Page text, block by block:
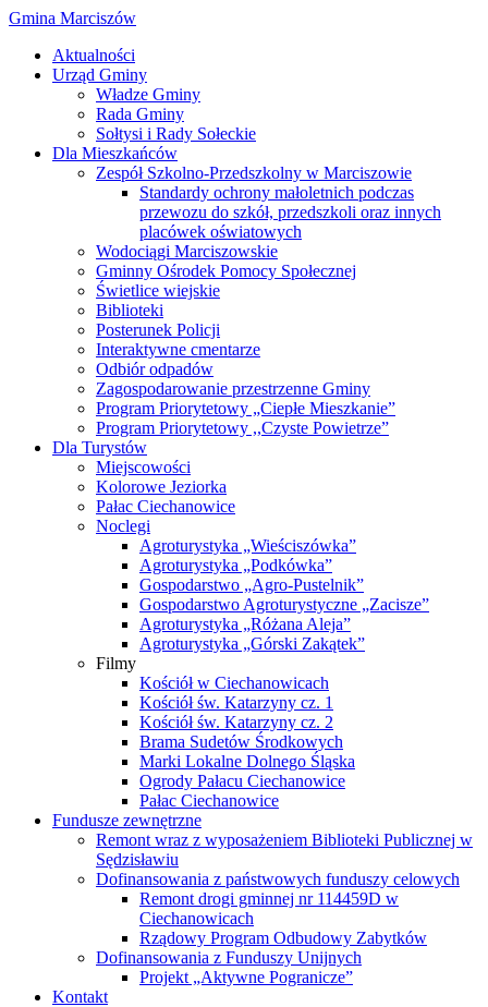
Gmina Marciszów
Aktualności
Urząd Gminy
Władze Gminy
Rada Gminy
Sołtysi i Rady Sołeckie
Dla Mieszkańców
Zespół Szkolno-Przedszkolny w Marciszowie
Standardy ochrony małoletnich podczas
przewozu do szkół, przedszkoli oraz innych
placówek oświatowych
Wodociągi Marciszowskie
Gminny Ośrodek Pomocy Społecznej
Świetlice wiejskie
Biblioteki
Posterunek Policji
Interaktywne cmentarze
Odbiór odpadów
Zagospodarowanie przestrzenne Gminy
Program Priorytetowy „Ciepłe Mieszkanie”
Program Priorytetowy ,,Czyste Powietrze”
Dla Turystów
Miejscowości
Kolorowe Jeziorka
Pałac Ciechanowice
Noclegi
Agroturystyka „Wieściszówka”
Agroturystyka „Podkówka”
Gospodarstwo „Agro-Pustelnik”
Gospodarstwo Agroturystyczne „Zacisze”
Agroturystyka „Różana Aleja”
Agroturystyka „Górski Zakątek”
Filmy
Kościół w Ciechanowicach
Kościół św. Katarzyny cz. 1
Kościół św. Katarzyny cz. 2
Brama Sudetów Środkowych
Marki Lokalne Dolnego Śląska
Ogrody Pałacu Ciechanowice
Pałac Ciechanowice
Fundusze zewnętrzne
Remont wraz z wyposażeniem Biblioteki Publicznej w
Sędzisławiu
Dofinansowania z państwowych funduszy celowych
Remont drogi gminnej nr 114459D w
Ciechanowicach
Rządowy Program Odbudowy Zabytków
Dofinansowania z Funduszy Unijnych
Projekt „Aktywne Pogranicze”
Kontakt